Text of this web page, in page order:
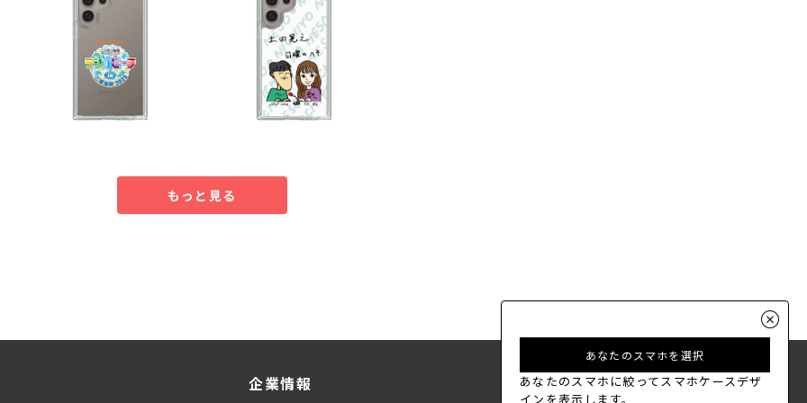
もっと見る
企業情報
あなたのスマホを選択
あなたのスマホに絞ってスマホケースデザ
インを表示します。